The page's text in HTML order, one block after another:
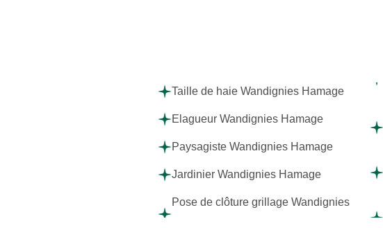
Taille de haie Wandignies Hamage
Elagueur Wandignies Hamage
Paysagiste Wandignies Hamage
Jardinier Wandignies Hamage
Pose de clôture grillage Wandignies